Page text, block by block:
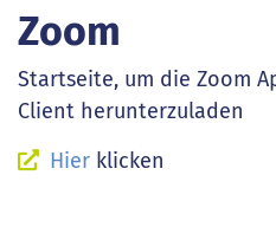
Zoom
Startseite, um die Zoom
Client herunterzuladen
Hier klicken